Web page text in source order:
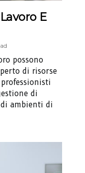
E
possono
di risorse
di
ambienti di